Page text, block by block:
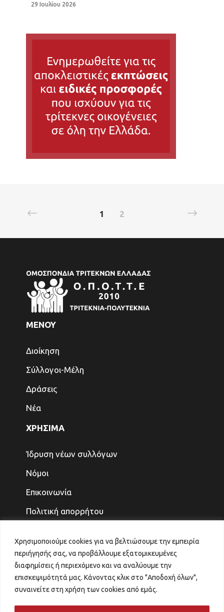
Χρησιμοποιούμε cookies για να βελτιώσουμε την εμπειρία
περιήγησής σας, να προβάλλουμε εξατομικευμένες
διαφημίσεις ή περιεχόμενο και να αναλύουμε την
επισκεψιμότητά μας. Κάνοντας κλικ στο "Αποδοχή όλων",
συναινείτε στη χρήση των cookies από εμάς.
29 Ιουλίου 2026
1 2
ΜΕΝΟΥ
Διοίκηση
Σύλλογοι-Μέλη
Δράσεις
Νέα
ΧΡΗΣΙΜΑ
Ίδρυση νέων συλλόγων
Νόμοι
Επικοινωνία
Πολιτική απορρήτου
ΓΙΑ ΤΑ ΠΑΙΔΙΑ ΚΑΙ ΤΗΝ ΟΙΚΟΓΕΝΕΙΑ, ΤΟ
ΜΕΛΛΟΝ ΤΟ ΚΕΡΔΙΖΟΥΜΕ
31 Ιουλίου 2026